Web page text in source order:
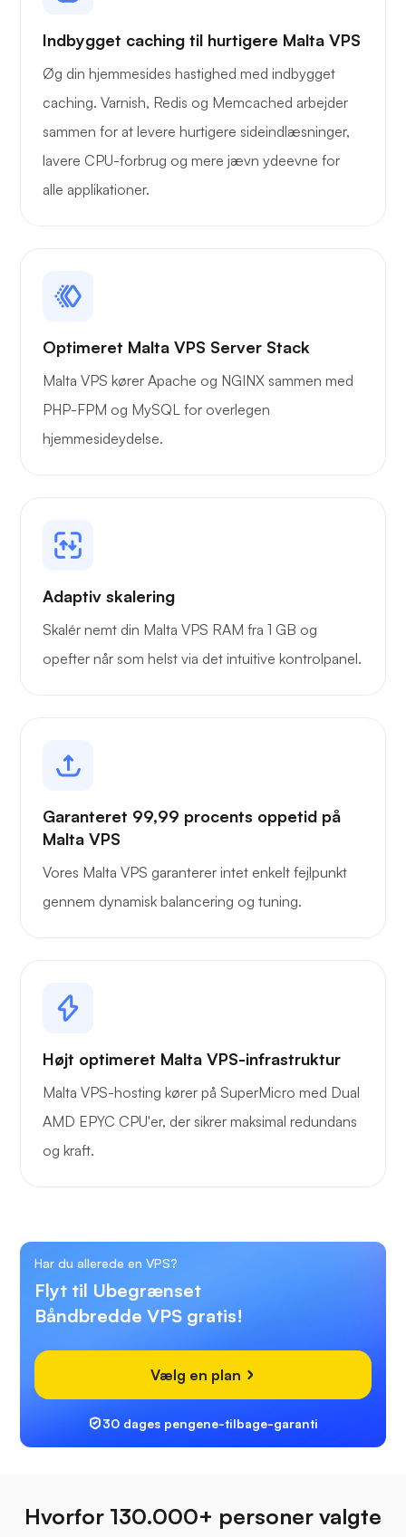
Røntgen
Indbygget caching til hurtigere Malta VPS
Øg din hjemmesides hastighed med indbygget
caching. Varnish, Redis og Memcached arbejder
sammen for at levere hurtigere sideindlæsninger,
lavere CPU-forbrug og mere jævn ydeevne for
alle applikationer.
Optimeret Malta VPS Server Stack
Malta VPS kører Apache og NGINX sammen med
PHP-FPM og MySQL for overlegen
hjemmesideydelse.
Adaptiv skalering
Skalér nemt din Malta VPS RAM fra 1 GB og
opefter når som helst via det intuitive kontrolpanel.
Garanteret 99,99 procents oppetid på
Malta VPS
Vores Malta VPS garanterer intet enkelt fejlpunkt
gennem dynamisk balancering og tuning.
Højt optimeret Malta VPS-infrastruktur
Malta VPS-hosting kører på SuperMicro med Dual
AMD EPYC CPU'er, der sikrer maksimal redundans
og kraft.
Har du allerede en VPS?
Flyt til Ubegrænset
Båndbredde VPS gratis!
Vælg en plan
30 dages pengene-tilbage-garanti
Hvorfor 130.000+ personer valgte